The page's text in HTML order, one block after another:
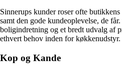
Sinnerups kunder roser ofte
samt den gode kundeoplevelse, de
boligindretning og et bredt udvalg af
ethvert behov inden for køkkenudstyr.
Kop og Kande